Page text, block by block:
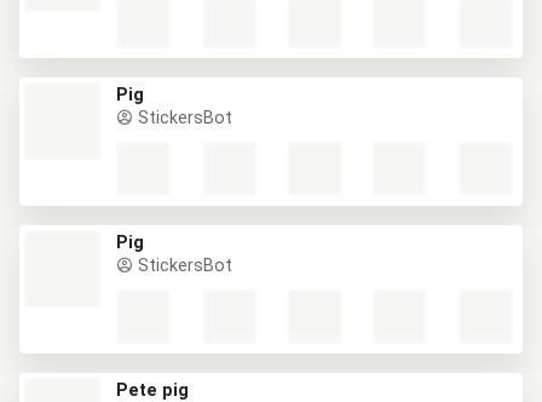
Pig
StickersBot
Pig
StickersBot
Pete pig